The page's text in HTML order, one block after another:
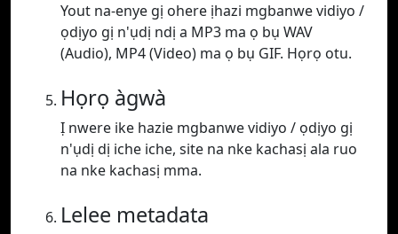
Yout na-enye gị ohere ịhazi mgbanwe vidiyo /
ọdịyo gị n'ụdị ndị a MP3 ma ọ bụ WAV
(Audio), MP4 (Video) ma ọ bụ GIF. Họrọ otu.
Họrọ àgwà
Ị nwere ike hazie mgbanwe vidiyo / ọdịyo gị
n'ụdị dị iche iche, site na nke kachasị ala ruo
na nke kachasị mma.
Lelee metadata